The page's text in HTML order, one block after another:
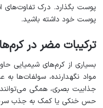
پوست بگذارد. درک تفاوت‌های
پوست خود داشته باشید.
ترکیبات مضر در
بسیاری از کرم‌های شیمیایی
مواد نگهدارنده، سولفات‌ها
جذابیت بصری، همگی
حس خنکی یا کمک به جذب